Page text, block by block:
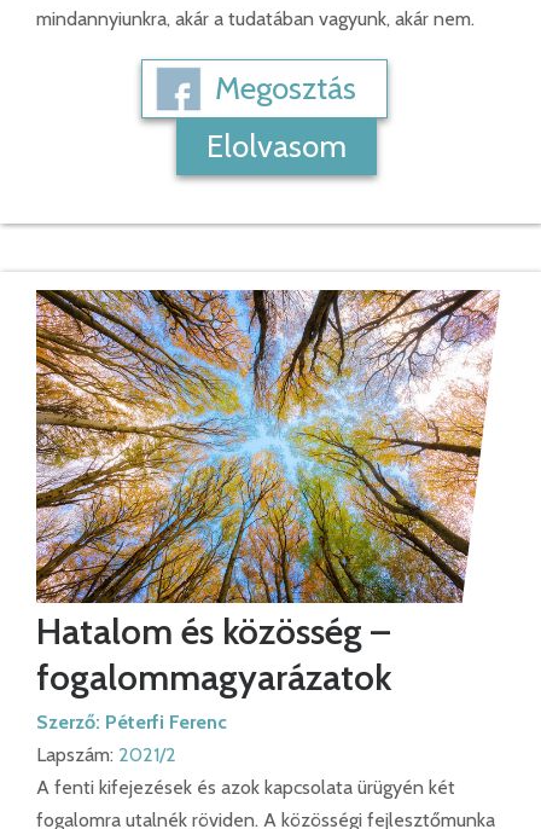
mindannyiunkra, akár a tudatában vagyunk, akár nem.
Megosztás
Elolvasom
Hatalom és közösség –
fogalommagyarázatok
Szerző: Péterfi Ferenc
Lapszám: 2021/2
A fenti kifejezések és azok kapcsolata ürügyén két
fogalomra utalnék röviden. A közösségi fejlesztőmunka